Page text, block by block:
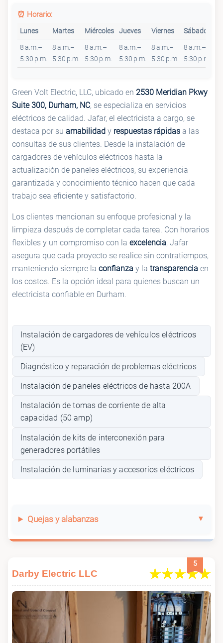
⏰ Horario:
Lunes Martes Miércoles Jueves Viernes Sábado
8 a.m.–
5:30 p.m.
8 a.m.–
5:30 p.m.
8 a.m.–
5:30 p.m.
8 a.m.–
5:30 p.m.
8 a.m.–
5:30 p.m.
8 a.m.–
5:30 p.m.
Green Volt Electric, LLC, ubicado en 2530 Meridian Pkwy
Suite 300, Durham, NC, se especializa en servicios
eléctricos de calidad. Jafar, el electricista a cargo, se
destaca por su amabilidad y respuestas rápidas a las
consultas de sus clientes. Desde la instalación de
cargadores de vehículos eléctricos hasta la
actualización de paneles eléctricos, su experiencia
garantizada y conocimiento técnico hacen que cada
trabajo sea eficiente y satisfactorio.
Los clientes mencionan su enfoque profesional y la
limpieza después de completar cada tarea. Con horarios
flexibles y un compromiso con la excelencia, Jafar
asegura que cada proyecto se realice sin contratiempos,
manteniendo siempre la confianza y la transparencia en
los costos. Es la opción ideal para quienes buscan un
electricista confiable en Durham.
Instalación de cargadores de vehículos eléctricos
(EV)
Diagnóstico y reparación de problemas eléctricos
Instalación de paneles eléctricos de hasta 200A
Instalación de tomas de corriente de alta
capacidad (50 amp)
Instalación de kits de interconexión para
generadores portátiles
Instalación de luminarias y accesorios eléctricos
Quejas y alabanzas
5
Darby Electric LLC